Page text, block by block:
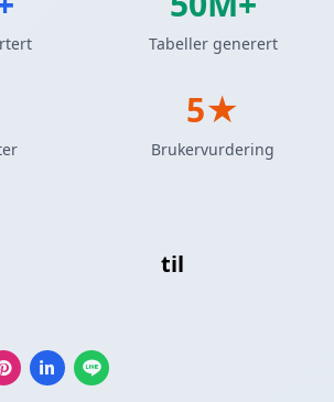
til
Tabeller generert
5★
Brukervurdering